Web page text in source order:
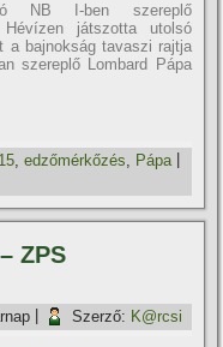
NB I-ben szereplő
Héví­zen játszotta utolsó
a bajnokság tavaszi rajtja
szereplő Lombard Pápa
,edzőmérkőzés Pápa
ZPS
Szerző: K@rcsi